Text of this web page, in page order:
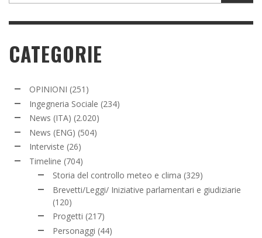
CATEGORIE
OPINIONI (251)
Ingegneria Sociale (234)
News (ITA) (2.020)
News (ENG) (504)
Interviste (26)
Timeline (704)
Storia del controllo meteo e clima (329)
Brevetti/Leggi/ Iniziative parlamentari e giudiziarie
(120)
Progetti (217)
Personaggi (44)